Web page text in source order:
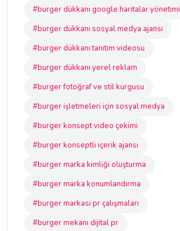
#burger dükkanı google haritalar yönetimi
#burger dükkanı sosyal medya ajansı
#burger dükkanı tanıtım videosu
#burger dükkanı yerel reklam
#burger fotoğraf ve stil kurgusu
#burger işletmeleri için sosyal medya
#burger konsept video çekimi
#burger konseptli içerik ajansı
#burger marka kimliği oluşturma
#burger marka konumlandırma
#burger markası pr çalışmaları
#burger mekanı dijital pr